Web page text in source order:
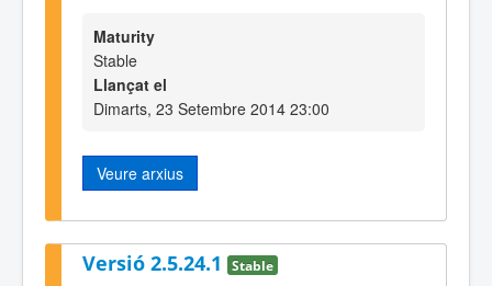
Maturity
Stable
Llançat el
Dimarts, 23 Setembre 2014 23:00
Veure arxius
Versió 2.5.24.1 Stable